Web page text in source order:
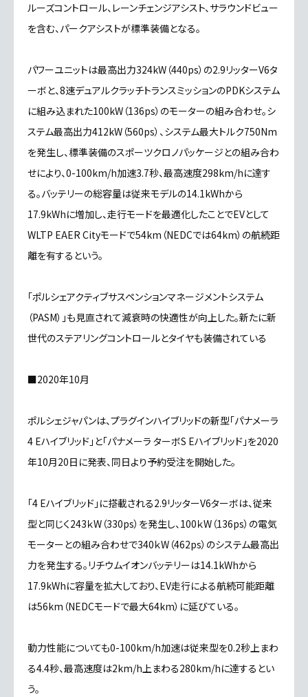
ルーズコントロール、レーンチェンジアシスト、サラウンドビュー
を含む、パークアシストが標準装備となる。
パワーユニットは最高出力324kW（440ps）の2.9リッターV6タ
ーボと、8速デュアルクラッチトランスミッションのPDKシステム
に組み込まれた100kW（136ps）のモーターの組み合わせ。シ
ステム最高出力412kW（560ps）、システム最大トルク750Nm
を発生し、標準装備のスポーツクロノパッケージとの組み合わ
せにより、0-100km/h加速3.7秒、最高速度298km/hに達す
る。バッテリーの総容量は従来モデルの14.1kWhから
17.9kWhに増加し、走行モードを最適化したことでEVとして
WLTP EAER Cityモードで54km（NEDCでは64km）の航続距
離を有するという。
「ポルシェアクティブサスペンションマネージメントシステム
（PASM）」も見直されて減衰時の快適性が向上した。新たに新
世代のステアリングコントロールとタイヤも装備されている
■2020年10月
ポルシェジャパンは、プラグインハイブリッドの新型「パナメーラ
4 Eハイブリッド」と「パナメーラ ターボS Eハイブリッド」を2020
年10月20日に発表、同日より予約受注を開始した。
「4 Eハイブリッド」に搭載される2.9リッターV6ターボは、従来
型と同じく243ｋW（330ps）を発生し、100ｋW（136ps）の電気
モーターとの組み合わせで340ｋW（462ps）のシステム最高出
力を発生する。リチウムイオンバッテリーは14.1kWhから
17.9kWhに容量を拡大しており、EV走行による航続可能距離
は56km（NEDCモードで最大64km）に延びている。
動力性能についても0-100km/h加速は従来型を0.2秒上まわ
る4.4秒、最高速度は2km/h上まわる280km/hに達するとい
う。